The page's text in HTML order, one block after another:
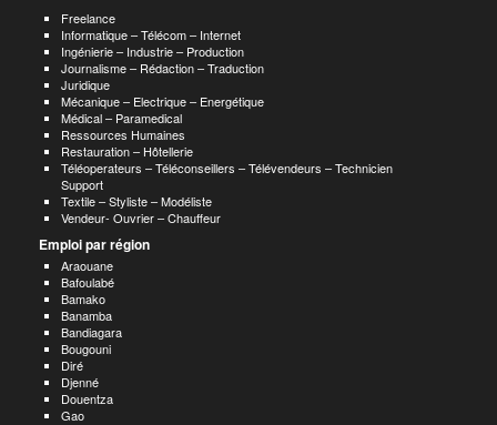
Freelance
Informatique – Télécom – Internet
Ingénierie – Industrie – Production
Journalisme – Rédaction – Traduction
Juridique
Mécanique – Electrique – Energétique
Médical – Paramedical
Ressources Humaines
Restauration – Hôtellerie
Téléoperateurs – Téléconseillers – Télévendeurs – Technicien
Support
Textile – Styliste – Modéliste
Vendeur- Ouvrier – Chauffeur
Emploi par région
Araouane
Bafoulabé
Bamako
Banamba
Bandiagara
Bougouni
Diré
Djenné
Douentza
Gao